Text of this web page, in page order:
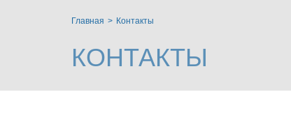
Главная Контакты
КОНТАКТЫ